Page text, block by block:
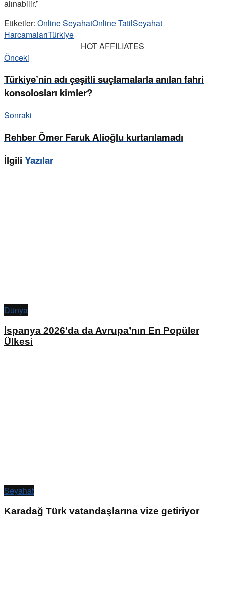
alınabilir.”
Etiketler: Online SeyahatOnline TatilSeyahat
HarcamalarıTürkiye
HOT AFFILIATES
Önceki
Türkiye’nin adı çeşitli suçlamalarla anılan fahri
konsolosları kimler?
Sonraki
Rehber Ömer Faruk Alioğlu kurtarılamadı
İlgili Yazılar
Dünya
İspanya 2026’da da Avrupa’nın En Popüler
Ülkesi
Seyahat
Karadağ Türk vatandaşlarına vize getiriyor